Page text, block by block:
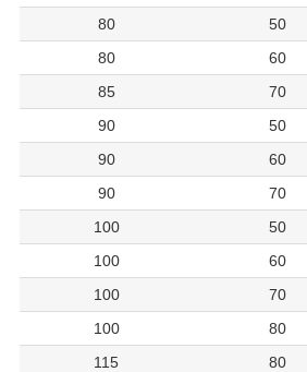
80
50
80
60
85
70
90
50
90
60
90
70
100
50
100
60
100
70
100
80
115
80